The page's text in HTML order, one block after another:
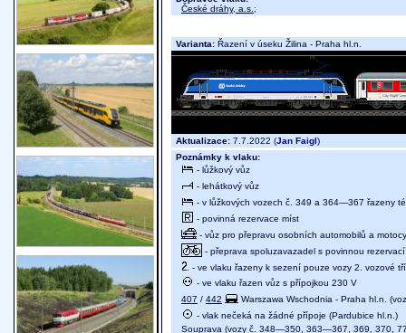
České dráhy, a.s. ;
Varianta: Řazení v úseku Žilina - Praha hl.n.
Aktualizace: 7.7.2022 (Jan Faigl)
Poznámky k vlaku:
- lůžkový vůz
- lehátkový vůz
- v lůžkových vozech č. 349 a 364—367 řazeny
- povinná rezervace míst
- vůz pro přepravu osobních automobilů a
- přeprava spoluzavazadel s povinnou
- ve vlaku řazeny k sezení pouze vozy 2. vozové
- ve vlaku řazen vůz s přípojkou 230 V
407 / 442
Warszawa Wschodnia - Praha hl.n.
- vlak nečeká na žádné přípoje (Pardubice hl.n.)
Souprava (vozy č. 348—350, 363—367, 369, 370,